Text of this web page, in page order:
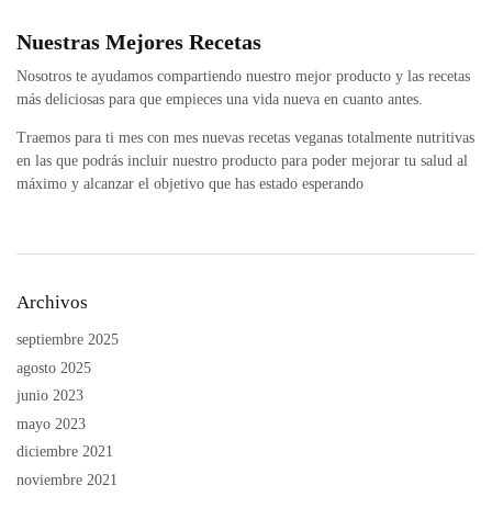
Nuestras Mejores Recetas
Nosotros te ayudamos compartiendo nuestro mejor producto y las recetas
más deliciosas para que empieces una vida nueva en cuanto antes.
Traemos para ti mes con mes nuevas recetas veganas totalmente nutritivas
en las que podrás incluir nuestro producto para poder mejorar tu salud al
máximo y alcanzar el objetivo que has estado esperando
Archivos
septiembre 2025
agosto 2025
junio 2023
mayo 2023
diciembre 2021
noviembre 2021